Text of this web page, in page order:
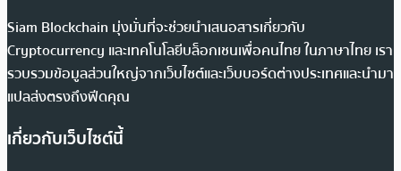
Siam Blockchain มุ่งมั่นที่จะช่วยนำเสนอสารเกี่ยวกับ
Cryptocurrency และเทคโนโลยีบล็อกเชนเพื่อคนไทย ในภาษาไทย เรา
รวบรวมข้อมูลส่วนใหญ่จากเว็บไซต์และเว็บบอร์ดต่างประเทศและนำมา
แปลส่งตรงถึงฟีดคุณ
เกี่ยวกับเว็บไซต์นี้